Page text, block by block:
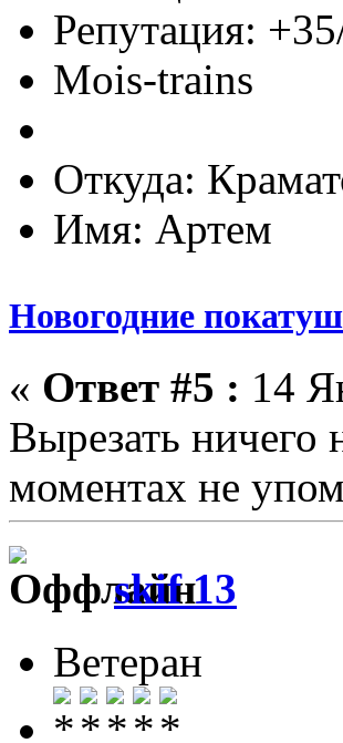
Репутация:
Mois-trains
Откуда:
Имя: Артем
Новогодние
« Ответ #5 : 14
Вырезать
моментах не
skif 13
Ветеран